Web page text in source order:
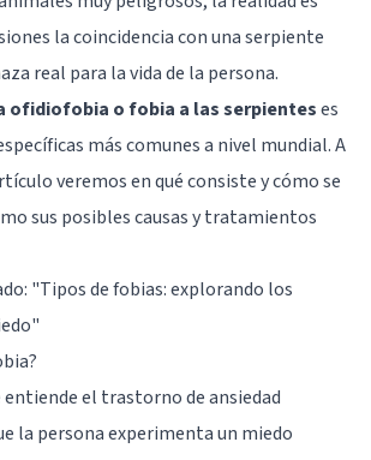
la coincidencia con una serpiente
real para la vida de la persona.
ofidiofobia o fobia a las serpienteses
más comunes a nivel mundial. A
veremos en qué consiste y cómo se
sus posibles causas y tratamientos
"Tipos de fobias: explorando los
"
el trastorno de ansiedad
la persona experimenta un miedo